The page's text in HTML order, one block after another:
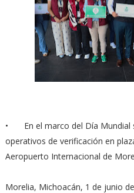
•
En el marco del Día
operativos de verificación en
Aeropuerto Internacional de
Morelia, Michoacán, 1 de junio